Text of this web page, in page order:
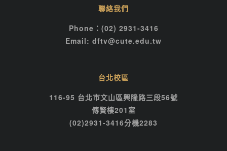
聯絡我們
Phone：(02) 2931-3416
Email: dftv@cute.edu.tw
台北校區
116-95 台北市文山區興隆路三段56號
傳賢樓201室
(02)2931-3416分機2283